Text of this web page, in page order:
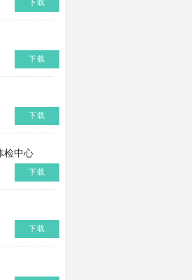
下载
下载
下载
检中心
下载
下载